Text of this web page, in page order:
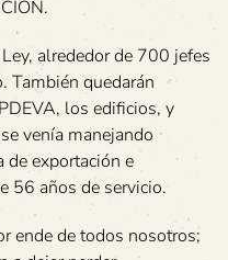
alrededor de 700 jefes
También quedarán
los edificios, y
venía manejando
de exportación e
56 años de servicio.
ende de todos nosotros;